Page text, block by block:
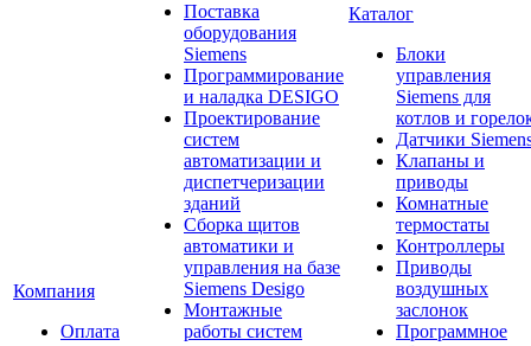
Компания
Оплата
Поставка
оборудования
Siemens
Программирование
и наладка DESIGO
Проектирование
систем
автоматизации и
диспетчеризации
зданий
Сборка щитов
автоматики и
управления на базе
Siemens Desigo
Монтажные
работы систем
Каталог
Блоки
управления
Siemens для
котлов и
Датчики
Клапаны и
приводы
Комнатные
термостаты
Контроллеры
Приводы
воздушных
заслонок
Программное